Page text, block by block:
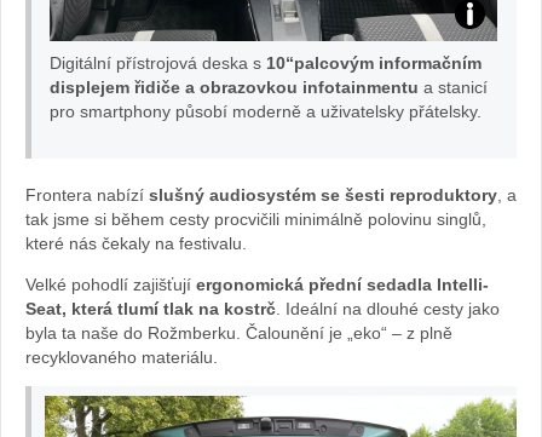
TE
ST
pe
ter
Digitální přístrojová deska s 10“palcovým informačním
displejem řidiče a obrazovkou infotainmentu a stanicí
pro smartphony působí moderně a uživatelsky přátelsky.
Frontera nabízí slušný audiosystém se šesti reproduktory , a
tak jsme si během cesty procvičili minimálně polovinu singlů,
které nás čekaly na festivalu.
Velké pohodlí zajišťují ergonomická přední sedadla Intelli-
Seat, která tlumí tlak na kostrč . Ideální na dlouhé cesty jako
byla ta naše do Rožmberku. Čalounění je „eko“ – z plně
recyklovaného materiálu.